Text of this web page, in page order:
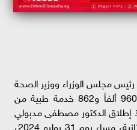
رئيس مجلس الوزراء ووزير الصحة
والسكان، تقديم 129 مليون و960 ألفاً و862 خدمة طبية من
صحة» منذ إطلاق الدكتور مصطفى مدبولي
رئيس مجلس الوزراء، للنسخة الثانية، مساء يوم 31 يوليو 2024،